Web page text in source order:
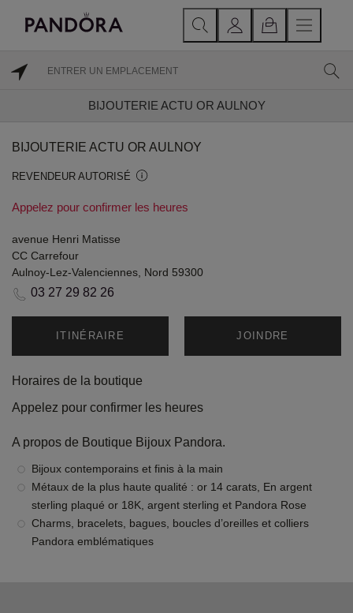
BIJOUTERIE ACTU OR AULNOY
BIJOUTERIE ACTU OR AULNOY
REVENDEUR AUTORISÉ
Appelez pour confirmer les heures
avenue Henri Matisse
CC Carrefour
Aulnoy-Lez-Valenciennes, Nord 59300
03 27 29 82 26
ITINÉRAIRE JOINDRE
Horaires de la boutique
Appelez pour confirmer les heures
A propos de Boutique Bijoux Pandora.
Bijoux contemporains et finis à la main
Métaux de la plus haute qualité : or 14 carats, En argent
sterling plaqué or 18K, argent sterling et Pandora Rose
Charms, bracelets, bagues, boucles d’oreilles et colliers
Pandora emblématiques